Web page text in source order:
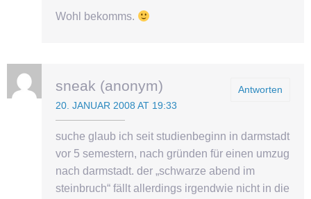
Wohl bekomms.
Antworten
sneak (anonym)
20. JANUAR 2008 AT 19:33
suche glaub ich seit studienbeginn in darmstadt
vor 5 semestern, nach gründen für einen umzug
nach darmstadt. der „schwarze abend im
steinbruch“ fällt allerdings irgendwie nicht in die